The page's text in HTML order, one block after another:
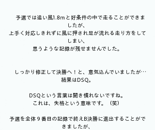
予選では追い風1.8ｍと好条件の中で走ることができま
したが、
上手く対応しきれずに風に押され足が流れる走り方をして
しまい、
思うような記録が残せませんでした。
しっかり修正して決勝へ！と、意気込んでいましたが…
結果はDSQ。
DSQという言葉は聞き慣れないですね。
これは、失格という意味です。（笑）
予選を全体９番目の記録で終えB決勝に進出することがで
きましたが、